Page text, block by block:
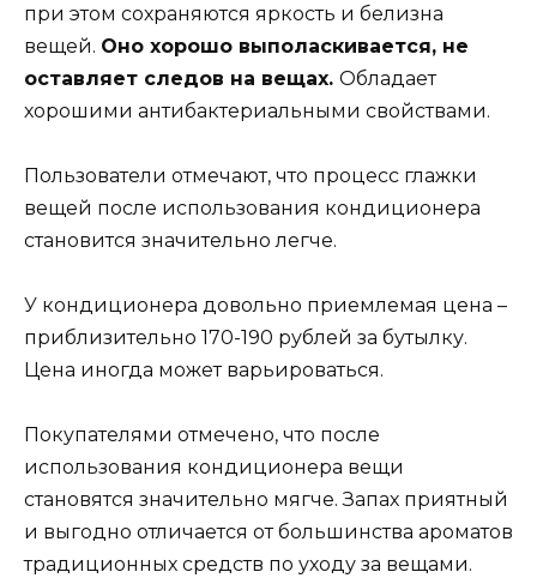
при этом сохраняются яркость и белизна
вещей. Оно хорошо выполаскивается, не
оставляет следов на вещах. Обладает
хорошими антибактериальными свойствами.
Пользователи отмечают, что процесс глажки
вещей после использования кондиционера
становится значительно легче.
У кондиционера довольно приемлемая цена –
приблизительно 170-190 рублей за бутылку.
Цена иногда может варьироваться.
Покупателями отмечено, что после
использования кондиционера вещи
становятся значительно мягче. Запах приятный
и выгодно отличается от большинства ароматов
традиционных средств по уходу за вещами.